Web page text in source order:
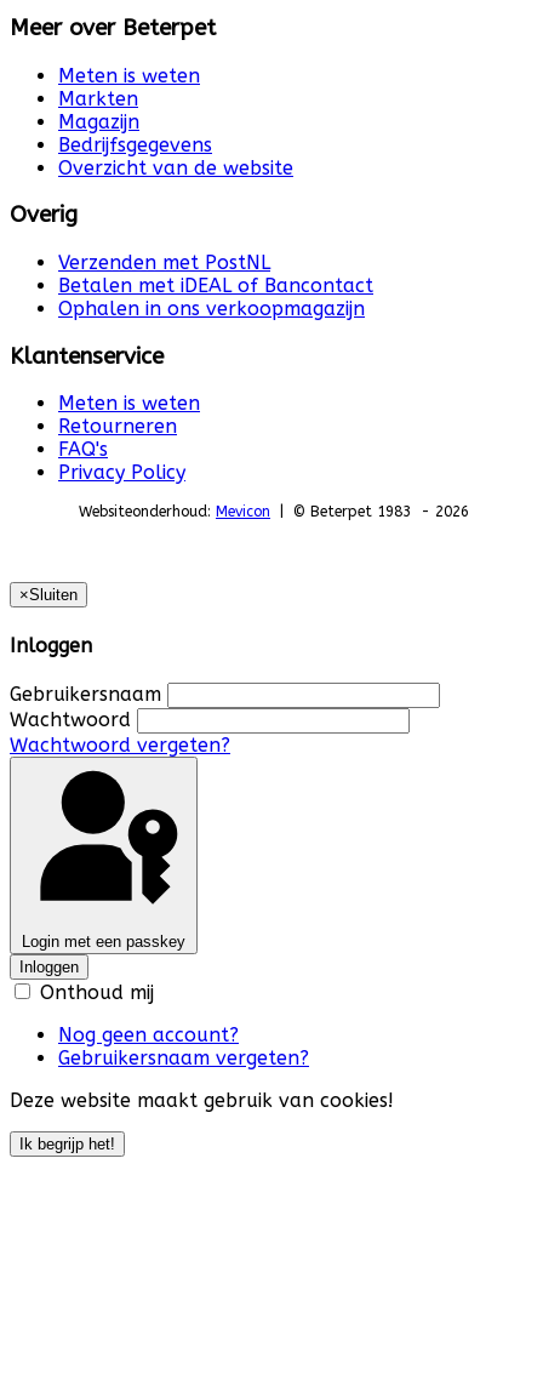
Meer over Beterpet
Meten is weten
Markten
Magazijn
Bedrijfsgegevens
Overzicht van de website
Overig
Verzenden met PostNL
Betalen met iDEAL of Bancontact
Ophalen in ons verkoopmagazijn
Klantenservice
Meten is weten
Retourneren
FAQ's
Privacy Policy
Websiteonderhoud: Mevicon | © Beterpet 1983 - 2026
×Sluiten
Inloggen
Gebruikersnaam
Wachtwoord
Wachtwoord vergeten?
Login met een passkey
Inloggen
Onthoud mij
Nog geen account?
Gebruikersnaam vergeten?
Deze website maakt gebruik van cookies!
Ik begrijp het!